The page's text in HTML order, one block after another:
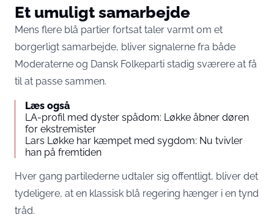
Et umuligt samarbejde
Mens flere blå partier fortsat taler varmt om et
borgerligt samarbejde, bliver signalerne fra både
Moderaterne og Dansk Folkeparti stadig sværere at få
til at passe sammen.
Læs også
LA-profil med dyster spådom: Løkke åbner døren
for ekstremister
Lars Løkke har kæmpet med sygdom: Nu tvivler
han på fremtiden
Hver gang partilederne udtaler sig offentligt, bliver det
tydeligere, at en klassisk blå regering hænger i en tynd
tråd.